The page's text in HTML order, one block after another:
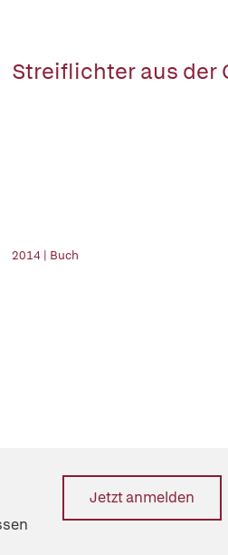
Streiflichter aus der
2014 | Buch
Jetzt anmelden